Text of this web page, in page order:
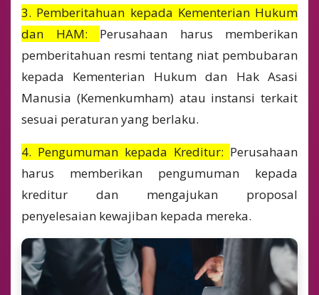
3. Pemberitahuan kepada Kementerian Hukum
dan HAM: Perusahaan harus memberikan
pemberitahuan resmi tentang niat pembubaran
kepada Kementerian Hukum dan Hak Asasi
Manusia (Kemenkumham) atau instansi terkait
sesuai peraturan yang berlaku.
4. Pengumuman kepada Kreditur: Perusahaan
harus memberikan pengumuman kepada
kreditur dan mengajukan proposal
penyelesaian kewajiban kepada mereka.